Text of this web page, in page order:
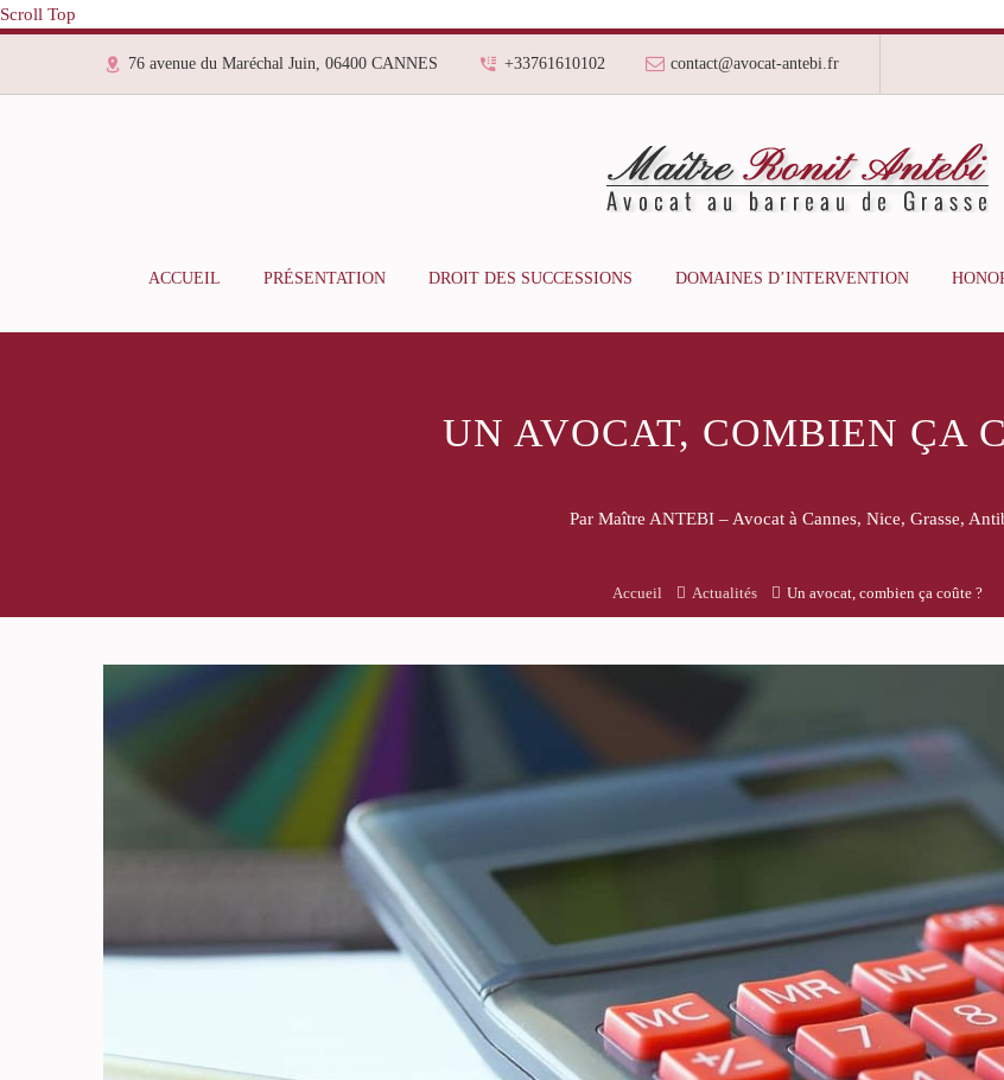
Scroll Top
76 avenue du Maréchal Juin, 06400 CANNES +33761610102 contact@avocat-antebi.fr
ACCUEIL PRÉSENTATION DROIT DES SUCCESSIONS DOMAINES D’INTERVENTION
UN AVOCAT, COMBIEN ÇA
Par Maître ANTEBI – Avocat à Cannes, Nice, Grasse,
Accueil Actualités Un avocat, combien ça coûte ?